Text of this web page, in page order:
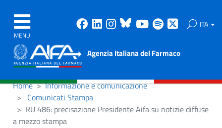
MENU
Facebook
Linkedin
Instagram
Bluesky
Youtube
Spotify ITA
Agenzia Italiana del Farmaco
Home
Informazione e comunicazione
Comunicati Stampa
RU 486: precisazione Presidente Aifa su notizie diffuse
a mezzo stampa